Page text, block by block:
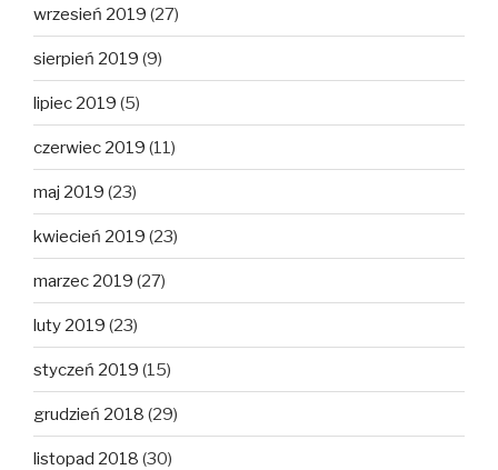
wrzesień 2019 (27)
sierpień 2019 (9)
lipiec 2019 (5)
czerwiec 2019 (11)
maj 2019 (23)
kwiecień 2019 (23)
marzec 2019 (27)
luty 2019 (23)
styczeń 2019 (15)
grudzień 2018 (29)
listopad 2018 (30)